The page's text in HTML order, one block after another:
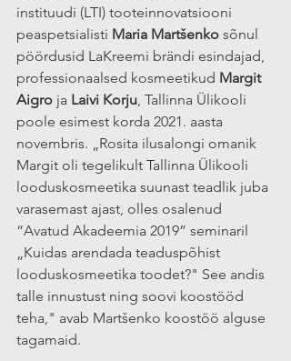
instituudi (LTI) tooteinnovatsiooni
peaspetsialisti Maria Martšenko sõnul
pöördusid LaKreemi brändi esindajad,
professionaalsed kosmeetikud Margit
Aigro ja Laivi Korju , Tallinna Ülikooli
poole esimest korda 2021. aasta
novembris. „Rosita ilusalongi omanik
Margit oli tegelikult Tallinna Ülikooli
looduskosmeetika suunast teadlik juba
varasemast ajast, olles osalenud
“Avatud Akadeemia 2019” seminaril
„Kuidas arendada teaduspõhist
looduskosmeetika toodet?" See andis
talle innustust ning soovi koostööd
teha," avab Martšenko koostöö alguse
tagamaid.